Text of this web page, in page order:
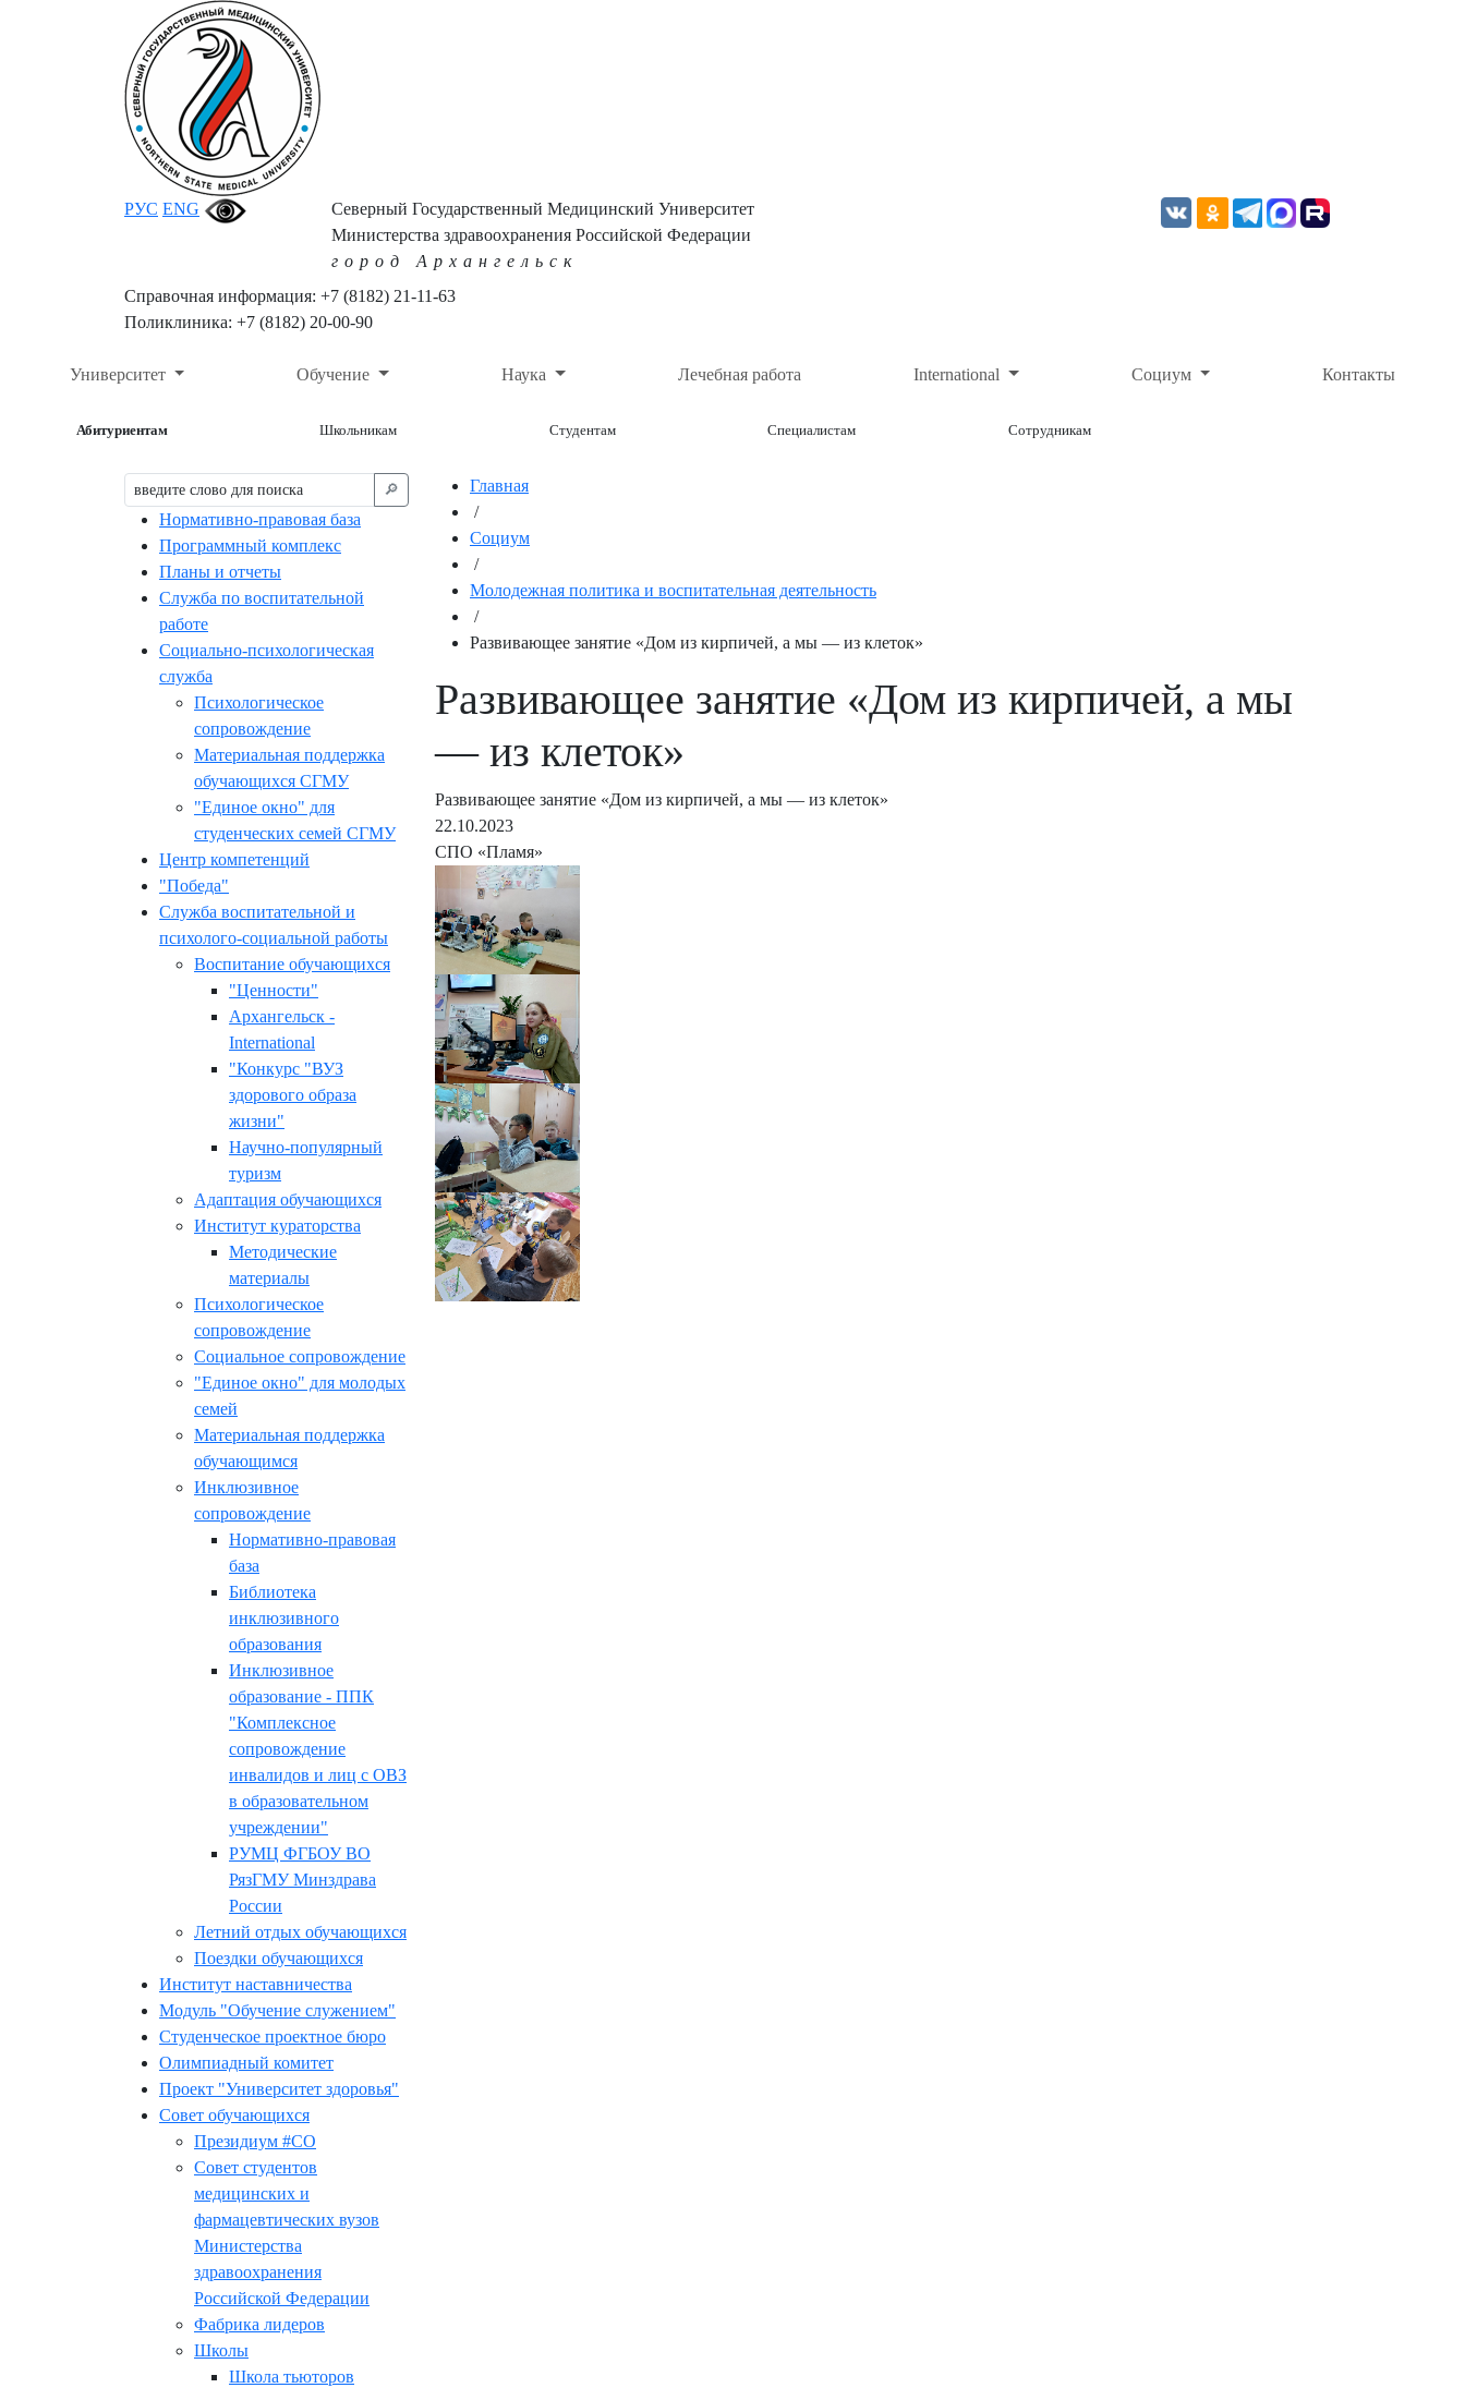
РУС ENG
Северный Государственный Медицинский Университет
Министерства здравоохранения Российской Федерации
город Архангельск
Справочная информация: +7 (8182) 21-11-63
Поликлиника: +7 (8182) 20-00-90
Университет Обучение Наука Лечебная работа International Социум Контакты
Абитуриентам Школьникам Студентам Специалистам Сотрудникам
🔎︎
Нормативно-правовая база
Программный комплекс
Планы и отчеты
Служба по воспитательной
работе
Социально-психологическая
служба
Психологическое
сопровождение
Материальная поддержка
обучающихся СГМУ
"Единое окно" для
студенческих семей СГМУ
Центр компетенций
"Победа"
Служба воспитательной и
психолого-социальной работы
Воспитание обучающихся
"Ценности"
Архангельск -
International
"Конкурс "ВУЗ
здорового образа
жизни"
Научно-популярный
туризм
Адаптация обучающихся
Институт кураторства
Методические
материалы
Психологическое
сопровождение
Социальное сопровождение
"Единое окно" для молодых
семей
Материальная поддержка
обучающимся
Инклюзивное
сопровождение
Нормативно-правовая
база
Библиотека
инклюзивного
образования
Инклюзивное
образование - ППК
"Комплексное
сопровождение
инвалидов и лиц с ОВЗ
в образовательном
учреждении"
РУМЦ ФГБОУ ВО
РязГМУ Минздрава
России
Летний отдых обучающихся
Поездки обучающихся
Институт наставничества
Модуль "Обучение служением"
Студенческое проектное бюро
Олимпиадный комитет
Проект "Университет здоровья"
Совет обучающихся
Президиум #СО
Совет студентов
медицинских и
фармацевтических вузов
Министерства
здравоохранения
Российской Федерации
Фабрика лидеров
Школы
Школа тьюторов
Главная
/
Социум
/
Молодежная политика и воспитательная деятельность
/
Развивающее занятие «Дом из кирпичей, а мы — из клеток»
Развивающее занятие «Дом из кирпичей, а мы
— из клеток»
Развивающее занятие «Дом из кирпичей, а мы — из клеток»
22.10.2023
СПО «Пламя»